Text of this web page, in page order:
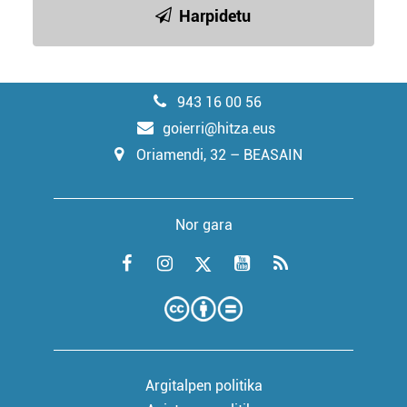
Harpidetu
943 16 00 56
goierri@hitza.eus
Oriamendi, 32 – BEASAIN
Nor gara
Argitalpen politika